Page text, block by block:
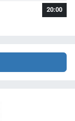
20:00